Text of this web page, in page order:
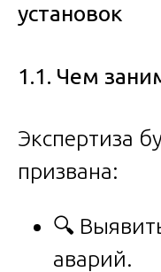
установок
1.1. Чем
Экспертиза
призвана:
🔍
аварий.